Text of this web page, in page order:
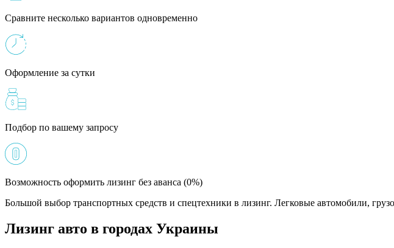
Сравните несколько вариантов одновременно
Оформление за сутки
Подбор по вашему запросу
Возможность оформить лизинг без аванса (0%)
Большой выбор транспортных средств и спецтехники в лизинг. Легковые автомобили,
Лизинг авто в городах Украины